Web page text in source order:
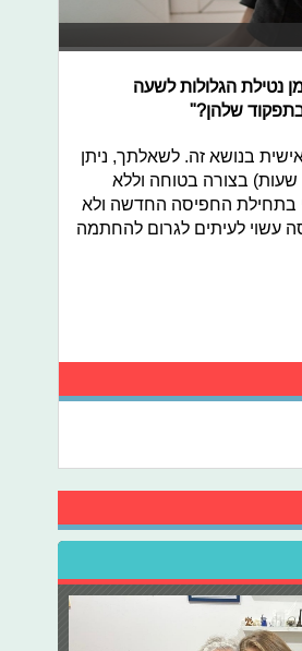
זמן נטילת הגלולות לשעה
שלהן?"
בנושא זה. לשאלתך, ניתן
להזיז את השעה הקבועה של נטילת הגלולה במספר שעות (עד 12 שעות) בצורה בטוחה וללא
בתחילת החפיסה החדשה ולא
עשוי לעיתים לגרום להחתמה